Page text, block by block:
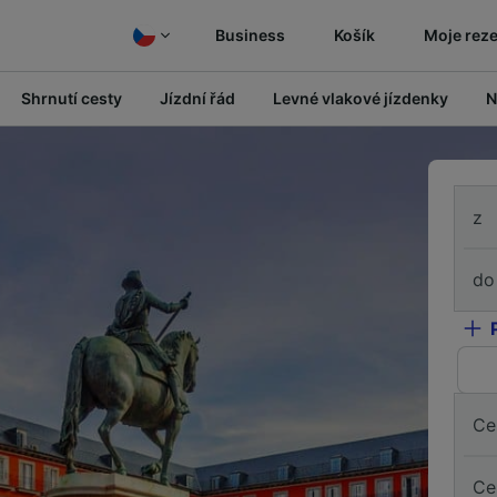
Business Košík Moje
Shrnutí cesty Jízdní řád Levné vlakové jízdenky
z
do